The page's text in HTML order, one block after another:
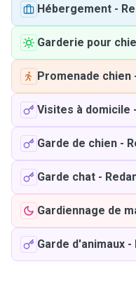
Hébergement -
Garderie pour
Promenade chien
Visites à domicile -
Garde de chien -
Garde chat -
Gardiennage de
Garde d'animaux -